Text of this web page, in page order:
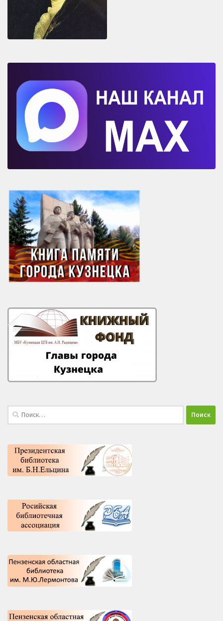
Найти: